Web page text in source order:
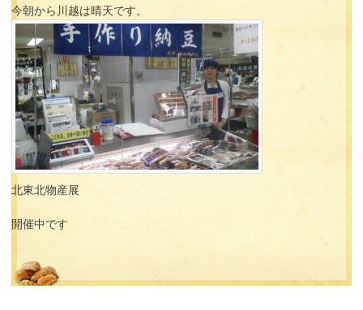
今朝から川越は晴天です。
北東北物産展
開催中です